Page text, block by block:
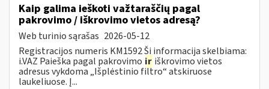
Kaip galima ieškoti važtaraščių pagal
pakrovimo / iškrovimo vietos adresą?
Web turinio sąrašas 2026-05-12
Registracijos numeris KM1592 Ši informacija skelbiama:
i.VAZ Paieška pagal pakrovimo ir iškrovimo vietos
adresus vykdoma „Išplėstinio filtro“ atskiruose
laukeliuose. Į...